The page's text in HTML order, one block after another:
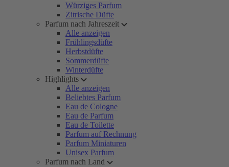
Würziges Parfum
Zitrische Düfte
Parfum nach Jahreszeit
Alle anzeigen
Frühlingsdüfte
Herbstdüfte
Sommerdüfte
Winterdüfte
Highlights
Alle anzeigen
Beliebtes Parfum
Eau de Cologne
Eau de Parfum
Eau de Toilette
Parfum auf Rechnung
Parfum Miniaturen
Unisex Parfum
Parfum nach Land